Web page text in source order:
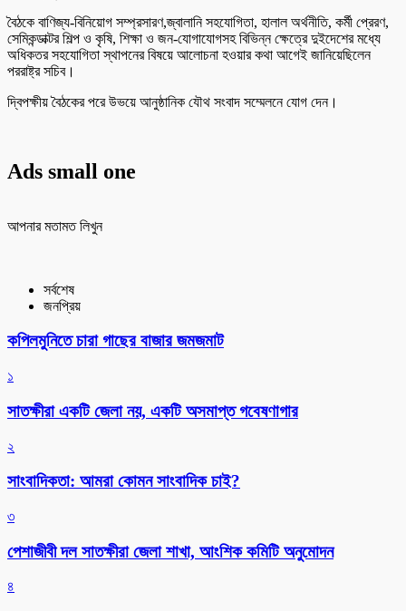
বৈঠকে বাণিজ্য-বিনিয়োগ সম্প্রসারণ,জ্বালানি সহযোগিতা, হালাল অর্থনীতি, কর্মী প্রেরণ,
সেমিকন্ডাক্টর শিল্প ও কৃষি, শিক্ষা ও জন-যোগাযোগসহ বিভিন্ন ক্ষেত্রে দুইদেশের মধ্যে
অধিকতর সহযোগিতা স্থাপনের বিষয়ে আলোচনা হওয়ার কথা আগেই জানিয়েছিলেন
পররাষ্ট্র সচিব।
দ্বিপক্ষীয় বৈঠকের পরে উভয়ে আনুষ্ঠানিক যৌথ সংবাদ সম্মেলনে যোগ দেন।
Ads small one
আপনার মতামত লিখুন
সর্বশেষ
জনপ্রিয়
কপিলমুনিতে চারা গাছের বাজার জমজমাট
১
সাতক্ষীরা একটি জেলা নয়, একটি অসমাপ্ত গবেষণাগার
২
সাংবাদিকতা: আমরা কোমন সাংবাদিক চাই?
৩
পেশাজীবী দল সাতক্ষীরা জেলা শাখা, আংশিক কমিটি অনুমোদন
৪